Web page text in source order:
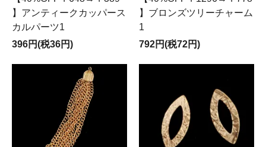
】アンティークカッパース
カルパーツ1
396円(税36円)
】ブロンズツリーチャーム
1
792円(税72円)